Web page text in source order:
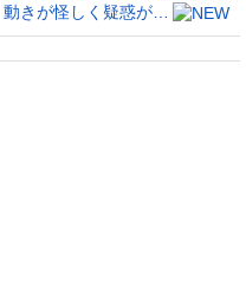
動きが怪しく疑惑が…